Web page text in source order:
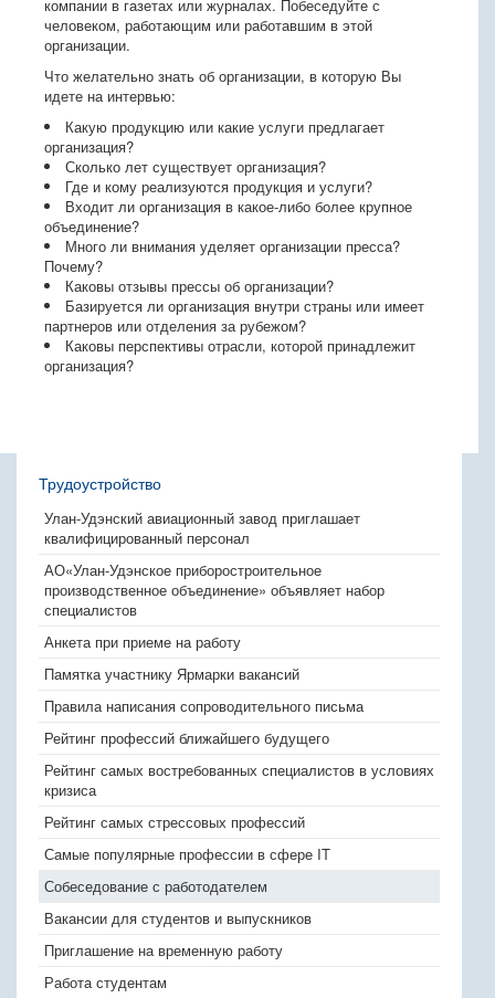
компании в газетах или журналах. Побеседуйте с
человеком, работающим или работавшим в этой
организации.
Что желательно знать об организации, в которую Вы
идете на интервью:
Какую продукцию или какие услуги предлагает
организация?
Сколько лет существует организация?
Где и кому реализуются продукция и услуги?
Входит ли организация в какое-либо более крупное
объединение?
Много ли внимания уделяет организации пресса?
Почему?
Каковы отзывы прессы об организации?
Базируется ли организация внутри страны или имеет
партнеров или отделения за рубежом?
Каковы перспективы отрасли, которой принадлежит
организация?
Трудоустройство
Улан-Удэнский авиационный завод приглашает
квалифицированный персонал
АО«Улан-Удэнское приборостроительное
производственное объединение» объявляет набор
специалистов
Анкета при приеме на работу
Памятка участнику Ярмарки вакансий
Правила написания сопроводительного письма
Рейтинг профессий ближайшего будущего
Рейтинг самых востребованных специалистов в условиях
кризиса
Рейтинг самых стрессовых профессий
Самые популярные профессии в сфере IT
Собеседование с работодателем
Вакансии для студентов и выпускников
Приглашение на временную работу
Работа студентам